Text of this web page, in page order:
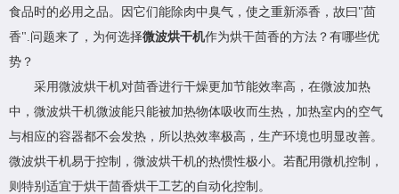
食品时的必用之品。因它们能除肉中臭气，使之重新添香，故曰"茴
香".问题来了，为何选择微波烘干机作为烘干茴香的方法？有哪些优
势？
采用微波烘干机对茴香进行干燥更加节能效率高，在微波加热
中，微波烘干机微波能只能被加热物体吸收而生热，加热室内的空气
与相应的容器都不会发热，所以热效率极高，生产环境也明显改善。
微波烘干机易于控制，微波烘干机的热惯性极小。若配用微机控制，
则特别适宜于烘干茴香烘干工艺的自动化控制。